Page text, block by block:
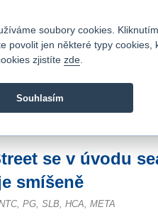
Fio banka je moderní česká banka.
se v úvodu
smíšeně
PG, SLB, HCA, META
soubory cookies.
povolit jen některé typy
zjistíte zde
Souhlasím